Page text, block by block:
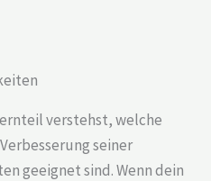
verstehst, welche
seiner
geeignet sind. Wenn dein